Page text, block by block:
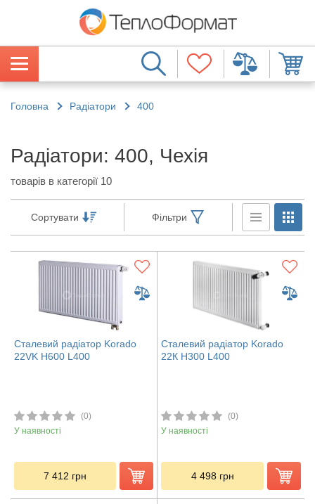
Головна Радіатори 400
Радіатори: 400, Чехія
товарів в категорії 10
Сортувати Фільтри
Сталевий радіатор Korado
22VK H600 L400
(0)
У наявності
7 412 грн
Сталевий радіатор Korado
22К H300 L400
(0)
У наявності
4 498 грн